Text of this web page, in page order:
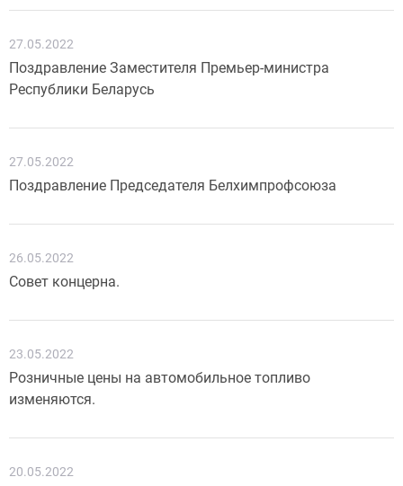
27.05.2022
Поздравление Заместителя Премьер-министра
Республики Беларусь
27.05.2022
Поздравление Председателя Белхимпрофсоюза
26.05.2022
Совет концерна.
23.05.2022
Розничные цены на автомобильное топливо
изменяются.
20.05.2022